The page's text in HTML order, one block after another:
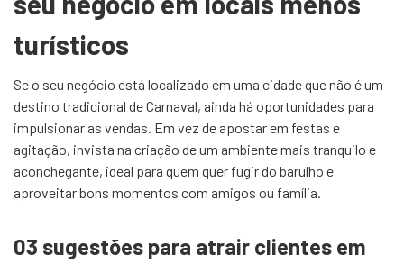
turísticos
Se o seu negócio está localizado em uma cidade que não é um
destino tradicional de Carnaval, ainda há oportunidades para
impulsionar as vendas. Em vez de apostar em festas e
agitação, invista na criação de um ambiente mais tranquilo e
aconchegante, ideal para quem quer fugir do barulho e
aproveitar bons momentos com amigos ou família.
03 sugestões para atrair clientes em